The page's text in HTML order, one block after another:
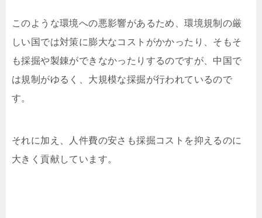
このような環境への悪影響があるため、環境規制の厳
しい国では対策に膨大なコストがかかったり、そもそ
も採掘や製錬ができなかったりするのですが、中国で
は規制がゆるく、大規模な採掘が行われているので
す。
それに加え、人件費の安さも採掘コストを抑えるのに
大きく貢献しています。